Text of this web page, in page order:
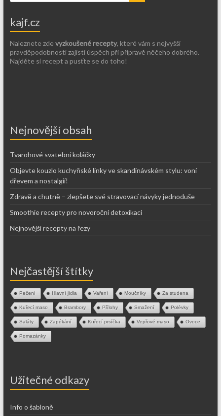
kajf.cz
Naleznete zde vyzkoušené recepty, které vám s nejvyšší
pravděpodobností zajistí úspěch při přípravě něčeho dobrého.
Najděte si recept a pusťte se do toho!
Nejnovější obsah
Tvarohové svatební koláčky
Objevte kouzlo kuchyňské linky ve skandinávském stylu: voní
dřevem a nostalgií!
Zdravě a chutně – zlepšete své stravovací návyky jednoduše
Smoothie recepty pro novoroční detoxikaci
Nejnovější recepty na řezy
Nejčastější štítky
Pečení Hlavní jídla Vaření Moučníky Za studena
Kuřecí maso Brambory Přílohy Smažení Polévky
Saláty Zapékání Kuřecí prsíčka Vepřové maso Ovoce
Pomazánky
Užitečné odkazy
Info o šabloně